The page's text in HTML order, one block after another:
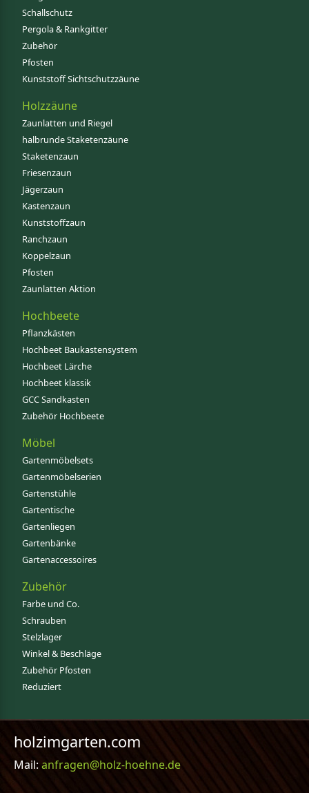
Schallschutz
Pergola & Rankgitter
Zubehör
Pfosten
Kunststoff Sichtschutzzäune
Holzzäune
Zaunlatten und Riegel
halbrunde Staketenzäune
Staketenzaun
Friesenzaun
Jägerzaun
Kastenzaun
Kunststoffzaun
Ranchzaun
Koppelzaun
Pfosten
Zaunlatten Aktion
Hochbeete
Pflanzkästen
Hochbeet Baukastensystem
Hochbeet Lärche
Hochbeet klassik
GCC Sandkasten
Zubehör Hochbeete
Möbel
Gartenmöbelsets
Gartenmöbelserien
Gartenstühle
Gartentische
Gartenliegen
Gartenbänke
Gartenaccessoires
Zubehör
Farbe und Co.
Schrauben
Stelzlager
Winkel & Beschläge
Zubehör Pfosten
Reduziert
holzimgarten.com
Mail:anfragen@holz-hoehne.de